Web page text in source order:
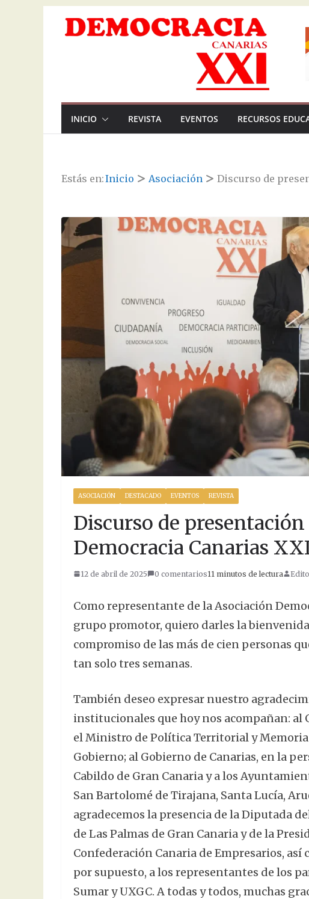
Saltar
INICIO REVISTA EVENTOS RECURSOS
Estás en:Inicio Asociación Discurso de
ASOCIACIÓN DESTACADO EVENTOS REVISTA
Discurso de
Democracia Canarias
12 de abril de 2025 0 comentarios11 minutos de lectura
Como representante de la Asociación
grupo promotor, quiero darles la
compromiso de las más de cien personas
tan solo tres semanas.
También deseo expresar nuestro
institucionales que hoy nos acompañan: al
el Ministro de Política Territorial y
Gobierno; al Gobierno de Canarias, en la
Cabildo de Gran Canaria y a los
San Bartolomé de Tirajana, Santa Lucía,
agradecemos la presencia de la Diputada
de Las Palmas de Gran Canaria y de la
Confederación Canaria de Empresarios, así
por supuesto, a los representantes de los
Sumar y UXGC. A todas y todos, muchas